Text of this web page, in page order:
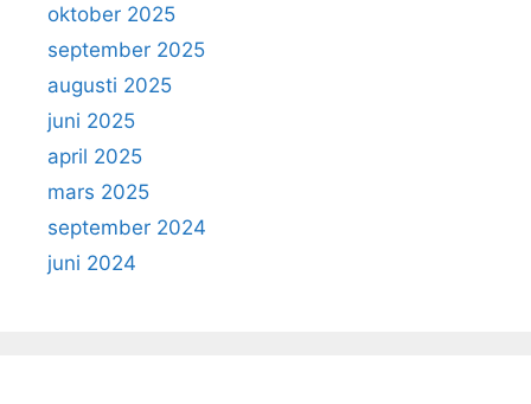
oktober 2025
september 2025
augusti 2025
juni 2025
april 2025
mars 2025
september 2024
juni 2024